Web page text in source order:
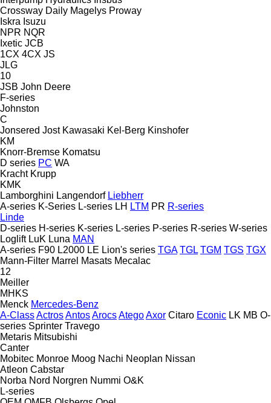
Crossway Daily Magelys Proway
Iskra Isuzu
NPR NQR
Ixetic JCB
1CX 4CX JS
JLG
10
JSB John Deere
F-series
Johnston
C
Jonsered Jost Kawasaki Kel-Berg Kinshofer
KM
Knorr-Bremse Komatsu
D series PC WA
Kracht Krupp
KMK
Lamborghini Langendorf Liebherr
A-series K-Series L-series LH LTM PR R-series
Linde
D-series H-series K-series L-series P-series R-series W-series
Loglift LuK Luna MAN
A-series F90 L2000 LE Lion's series TGA TGL TGM TGS TGX
Mann-Filter Marrel Masats Mecalac
12
Meiller
MHKS
Menck Mercedes-Benz
A-ClassActrosAntosArocsAtegoAxor Citaro Econic LK MB O-
series Sprinter Travego
Metaris Mitsubishi
Canter
Mobitec Monroe Moog Nachi Neoplan Nissan
Atleon Cabstar
Norba Nord Norgren Nummi O&K
L-series